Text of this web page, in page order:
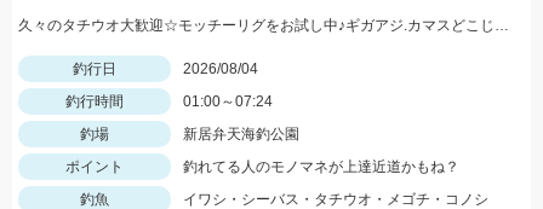
久々のタチウオ大歓迎☆モッチーリグをお試し中♪ギガアジ.カマスどこじゃ？
釣行日
2026/08/04
釣行時間
01:00～07:24
釣場
新居弁天海釣公園
ポイント
釣れてる人のモノマネが上達近道かもね？
釣魚
イワシ・シーバス・タチウオ・メゴチ・コノシ